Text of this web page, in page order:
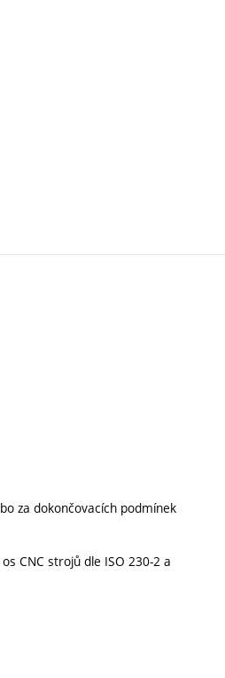
za dokončovacích podmínek
CNC strojů dle ISO 230-2 a